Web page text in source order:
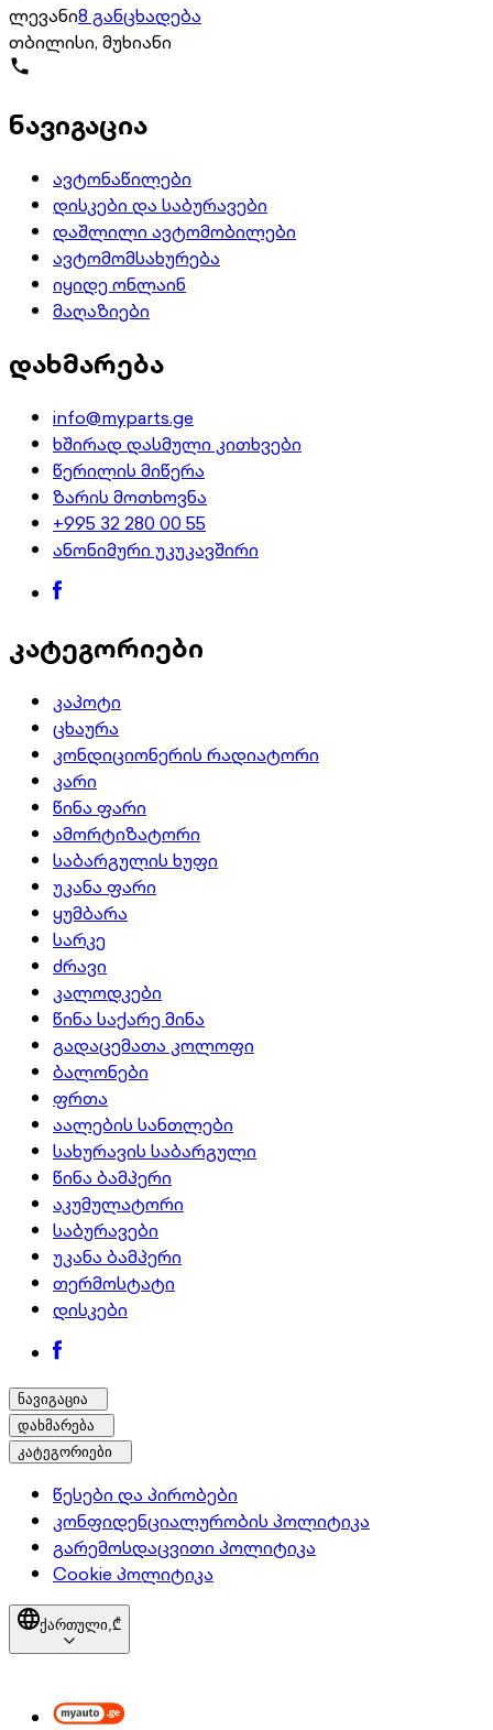
ლევანი8 განცხადება
თბილისი, მუხიანი
ნავიგაცია
ავტონაწილები
დისკები და საბურავები
დაშლილი ავტომობილები
ავტომომსახურება
იყიდე ონლაინ
მაღაზიები
დახმარება
info@myparts.ge
ხშირად დასმული კითხვები
წერილის მიწერა
ზარის მოთხოვნა
+995 32 280 00 55
ანონიმური უკუკავშირი
კატეგორიები
კაპოტი
ცხაურა
კონდიციონერის რადიატორი
კარი
წინა ფარი
ამორტიზატორი
საბარგულის ხუფი
უკანა ფარი
ყუმბარა
სარკე
ძრავი
კალოდკები
წინა საქარე მინა
გადაცემათა კოლოფი
ბალონები
ფრთა
აალების სანთლები
სახურავის საბარგული
წინა ბამპერი
აკუმულატორი
საბურავები
უკანა ბამპერი
თერმოსტატი
დისკები
ნავიგაცია
დახმარება
კატეგორიები
წესები და პირობები
კონფიდენციალურობის პოლიტიკა
გარემოსდაცვითი პოლიტიკა
Cookie პოლიტიკა
ქართული,₾